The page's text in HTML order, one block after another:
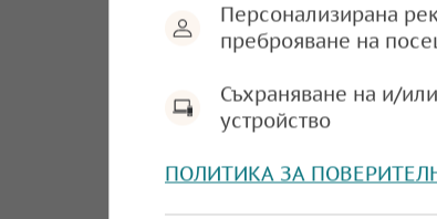
Персонализирана
преброяване на
Съхраняване на и/
устройство
ПОЛИТИКА ЗА